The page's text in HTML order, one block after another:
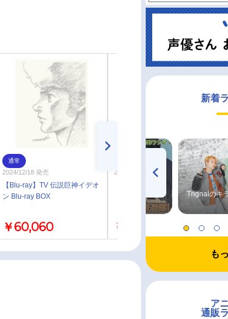
通常
2024/12/18 発売
【Blu-ray】TV 伝説巨神イデオ
ン Blu-ray BOX
￥60,060
2025/03/21 発売
【その他(書籍)】富野由悠季論
￥2,640
新着
大失格』
Trignalのキ
も
ア
通販